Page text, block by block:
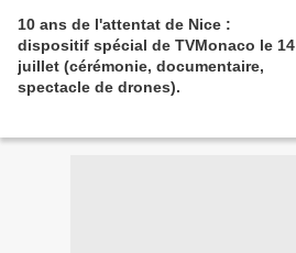
10 ans de l'attentat de Nice :
dispositif spécial de TVMonaco le 14
juillet (cérémonie, documentaire,
spectacle de drones).